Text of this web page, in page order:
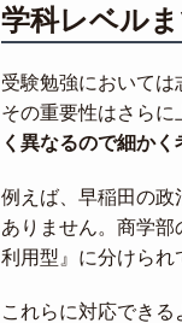
学科レベル
受験勉強において
その重要性はさらに
く異なるので細かく
例えば、早稲田の政
ありません。商学部
利用型』に分けられ
これらに対応できる